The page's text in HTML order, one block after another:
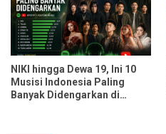
NIKI hingga Dewa 19, Ini 10
Musisi Indonesia Paling
Banyak Didengarkan di